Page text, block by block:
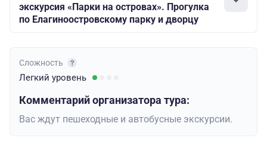
экскурсия «Парки на островах». Прогулка
по Елагиноостровскому парку и дворцу
Сложность
Легкий уровень
Комментарий организатора тура:
Вас ждут пешеходные и автобусные экскурсии.